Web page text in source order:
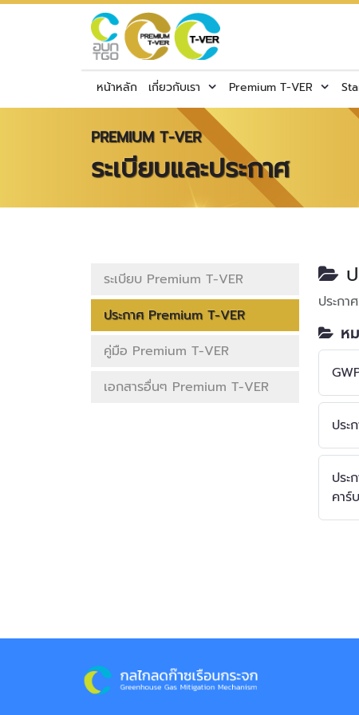
หน้าหลัก เกี่ยวกับเรา Premium T-VER
PREMIUM T-VER
ระเบียบและประกาศ
ระเบียบ Premium T-VER
ประกาศ Premium T-VER
คู่มือ Premium T-VER
เอกสารอื่นๆ Premium T-VER
ประกา
ห
ประ
ประ
คาร์